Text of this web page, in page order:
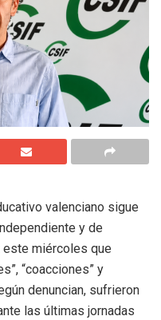
valenciano sigue
y de
este miércoles que
“coacciones” y
denuncian, sufrieron
las últimas jornadas